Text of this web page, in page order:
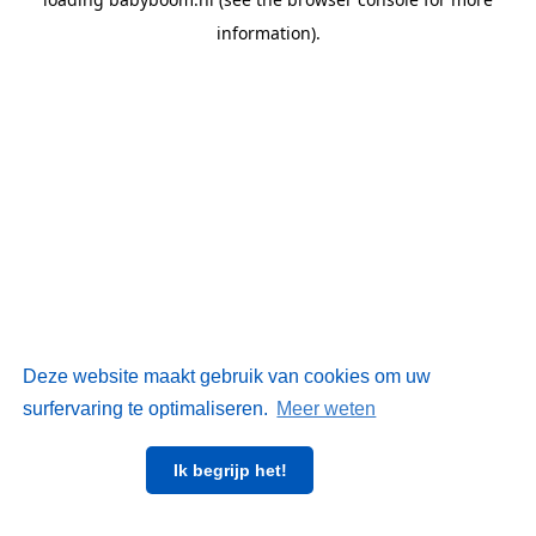
Deze website maakt gebruik van cookies om uw
surfervaring te optimaliseren. Meer weten
Ik begrijp het!
information).